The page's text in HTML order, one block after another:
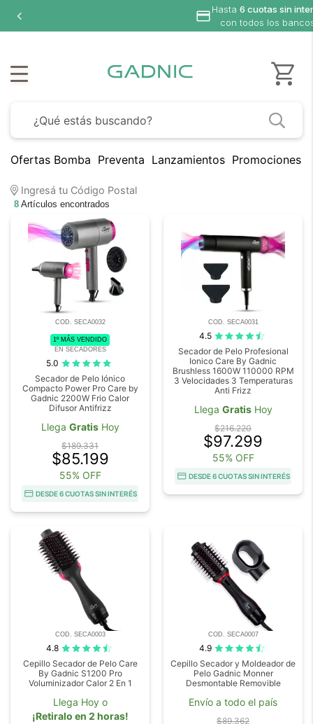
Hasta 6 cuotas sin
con todos los
Ofertas Bomba Preventa Lanzamientos Promociones
Ingresá tu Código Postal
8 Artículos encontrados
COD. SECA0032
1º MÁS VENDIDO
EN SECADORES
5.0
Secador de Pelo Iónico
Compacto Power Pro Care by
Gadnic 2200W Frio Calor
Difusor Antifrizz
Llega GratisHoy
$189.331
$85.199
55% OFF
DESDE 6 CUOTAS SIN INTERÉS
COD. SECA0031
4.5
Secador de Pelo Profesional
Ionico Care By Gadnic
Brushless 1600W 110000 RPM
3 Velocidades 3 Temperaturas
Anti Frizz
Llega GratisHoy
$216.220
$97.299
55% OFF
DESDE 6 CUOTAS SIN INTERÉS
COD. SECA0003
4.8
Cepillo Secador de Pelo Care
By Gadnic S1200 Pro
Voluminizador Calor 2 En 1
Llega Hoy o
¡Retiralo en 2 horas!
COD. SECA0007
4.9
Cepillo Secador y Moldeador de
Pelo Gadnic Monner
Desmontable Removible
Envío a todo el país
$89.362